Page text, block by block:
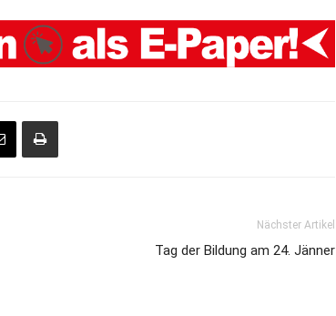
Nächster Artikel
Tag der Bildung am 24. Jänner